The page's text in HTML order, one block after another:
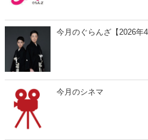
今月のぐらんざ【2026年4
今月のシネマ